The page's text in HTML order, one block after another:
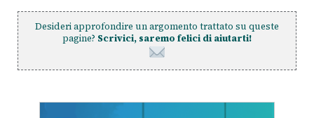
Desideri approfondire un argomento trattato su queste
pagine? Scrivici, saremo felici di aiutarti!